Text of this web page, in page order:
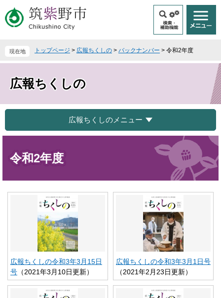
ー
ジ
ニ
ュ
文
現在地 トップページ > 広報ちくしの > バックナンバー > 令和2年度
広報ちくしの
広報ちくしのメニュー
令和2年度
広報ちくしの令和3年3月15日
号 （2021年3月10日更新）
広報ちくしの令和3年3月1日号
（2021年2月23日更新）